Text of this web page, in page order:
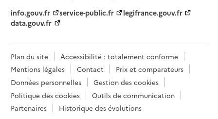
info.gouv.fr
service-public.fr
legifrance.gouv.fr
data.gouv.fr
Plan du site
Accessibilité : totalement conforme
Mentions légales
Contact
Prix et comparateurs
Données personnelles
Gestion des cookies
Politique des cookies
Outils de communication
Partenaires
Historique des évolutions